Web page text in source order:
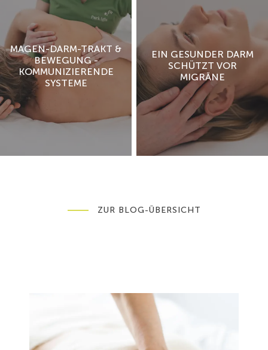
MAGEN-DARM-TRAKT &
BEWEGUNG -
KOMMUNIZIERENDE
SYSTEME
EIN GESUNDER DARM
SCHÜTZT VOR
MIGRÄNE
ZUR BLOG-ÜBERSICHT